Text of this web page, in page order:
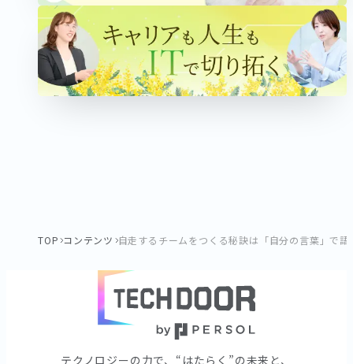
TOP コンテンツ 自走するチームをつくる秘訣は「自分の言葉」で語
テクノロジーの⼒で、“はたらく”の未来と、